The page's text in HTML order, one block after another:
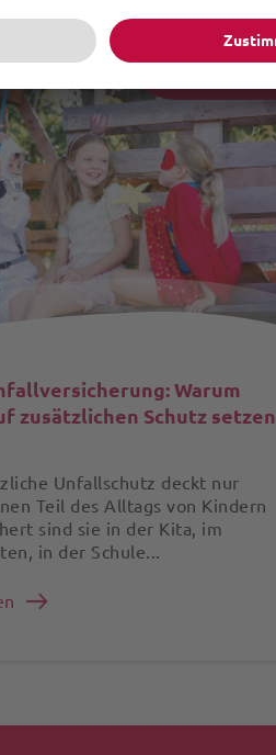
Warum
zusätzlichen Schutz setzen
Unfallschutz deckt nur
Teil des Alltags von Kindern
sind sie in der Kita, im
in der Schule...